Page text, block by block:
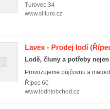
Turovec 34
www.silluro.cz
Lavex - Prodej lodí
Lodě, čluny a potřeby
Provozujeme půjčovnu a
Řípec 60
www.lodniobchod.cz